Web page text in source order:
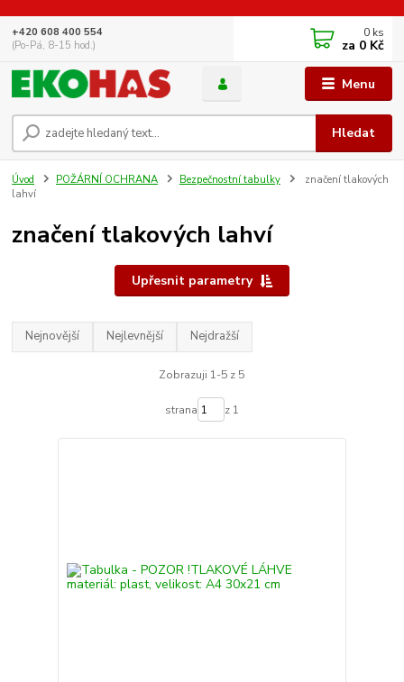
Menu
Hledat
+420 608 400 554
(Po-Pá, 8-15 hod.)
0 ks
za 0 Kč
Úvod POŽÁRNÍ OCHRANA Bezpečnostní tabulky
značení tlakových
lahví
značení tlakových lahví
Upřesnit parametry
Nejnovější Nejlevnější Nejdražší
Zobrazuji 1-5 z 5
strana z 1